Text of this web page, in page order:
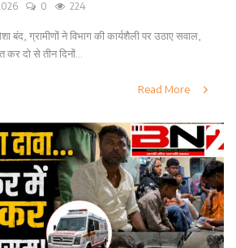
0 224
बंद, ग्रामीणों ने विभाग की कार्यशैली पर उठाए सवाल,
कर दो से तीन दिनों...
Read More